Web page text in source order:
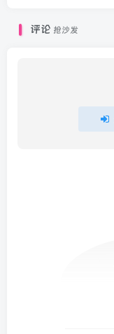
评论 抢沙发